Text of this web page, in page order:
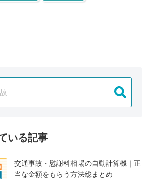
いる記事
交通事故・慰謝料相場の自動計算機｜正
当な金額をもらう方法総まとめ